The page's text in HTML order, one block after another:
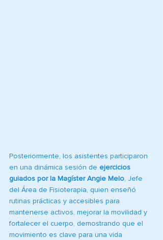
Posteriormente, los asistentes participaron
en una dinámica sesión de ejercicios
guiados por la Magíster Angie Melo, Jefe
del Área de Fisioterapia, quien enseñó
rutinas prácticas y accesibles para
mantenerse activos, mejorar la movilidad y
fortalecer el cuerpo, demostrando que el
movimiento es clave para una vida